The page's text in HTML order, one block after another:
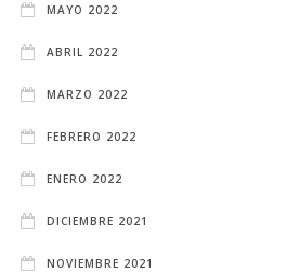
MAYO 2022
ABRIL 2022
MARZO 2022
FEBRERO 2022
ENERO 2022
DICIEMBRE 2021
NOVIEMBRE 2021